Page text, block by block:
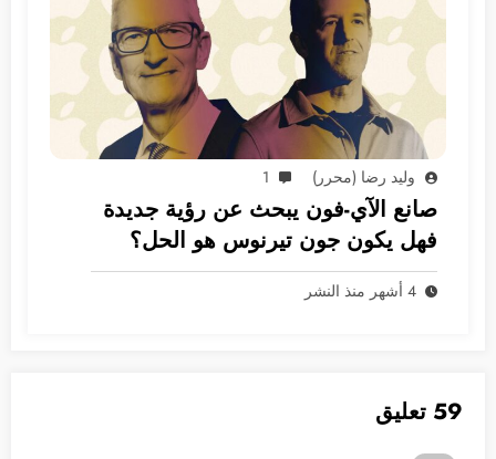
وليد رضا (محرر) 1
صانع الآي-فون يبحث عن رؤية جديدة
فهل يكون جون تيرنوس هو الحل؟
4 أشهر منذ النشر
59 تعليق